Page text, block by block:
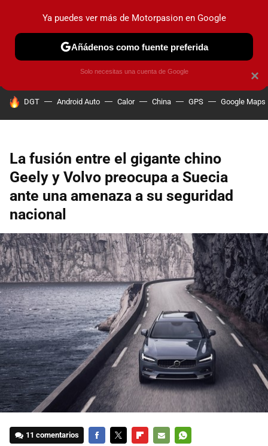
PRUEBAS COCHES ELÉCTRICOS OBSERVATORIO
HOY SE HABLA DE
DGT Android Auto Calor China GPS Google Maps
La fusión entre el gigante chino
Geely y Volvo preocupa a Suecia
ante una amenaza a su seguridad
nacional
11 comentarios
×
Ya puedes ver más de Motorpasion en Google
Añádenos como fuente preferida
Solo necesitas una cuenta de Google